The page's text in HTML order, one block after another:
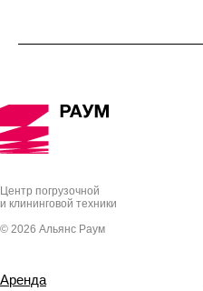
Центр погрузочной
и клининговой техники
© 2026 Альянс Раум
Аренда